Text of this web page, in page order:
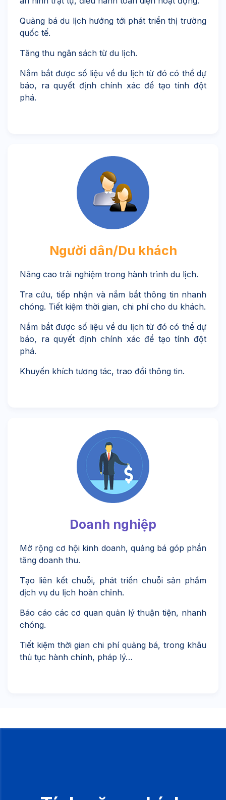
Quảng bá du lịch hướng tới phát triển thị trường
quốc tế.
Tăng thu ngân sách từ du lịch.
Nắm bắt được số liệu về du lịch từ đó có thể dự
báo, ra quyết định chính xác để tạo tính đột
phá.
Người dân/Du khách
Nâng cao trải nghiệm trong hành trình du lịch.
Tra cứu, tiếp nhận và nắm bắt thông tin nhanh
chóng. Tiết kiệm thời gian, chi phí cho du khách.
Nắm bắt được số liệu về du lịch từ đó có thể dự
báo, ra quyết định chính xác để tạo tính đột
phá.
Khuyến khích tương tác, trao đổi thông tin.
Doanh nghiệp
Mở rộng cơ hội kinh doanh, quảng bá góp phần
tăng doanh thu.
Tạo liên kết chuỗi, phát triển chuỗi sản phẩm
dịch vụ du lịch hoàn chỉnh.
Báo cáo các cơ quan quản lý thuận tiện, nhanh
chóng.
Tiết kiệm thời gian chi phí quảng bá, trong khâu
thủ tục hành chính, pháp lý…